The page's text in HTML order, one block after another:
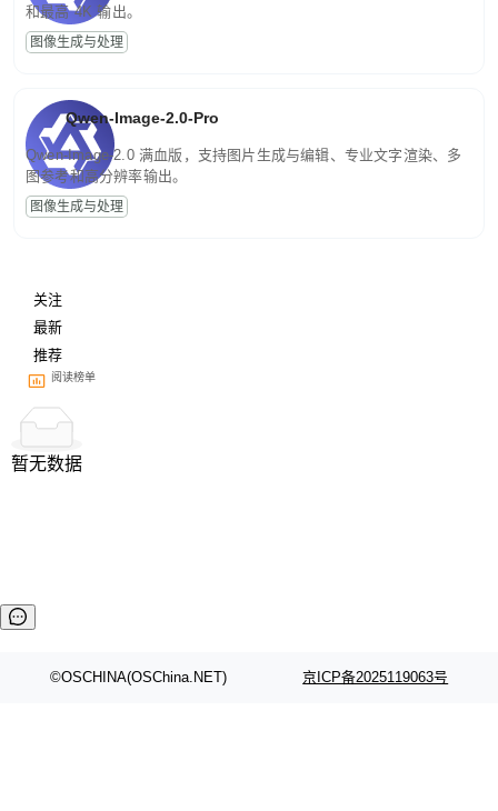
和最高 4K 输出。
图像生成与处理
Qwen-Image-2.0-Pro
Qwen-Image-2.0 满血版，支持图片生成与编辑、专业文字渲染、多
图参考和高分辨率输出。
图像生成与处理
关注
最新
推荐
阅读榜单
暂无数据
©OSCHINA(OSChina.NET) 京ICP备2025119063号